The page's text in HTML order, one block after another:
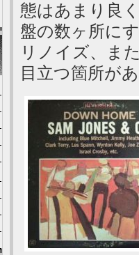
態はあまり良
盤の数ヶ所に
リノイズ、ま
目立つ箇所が